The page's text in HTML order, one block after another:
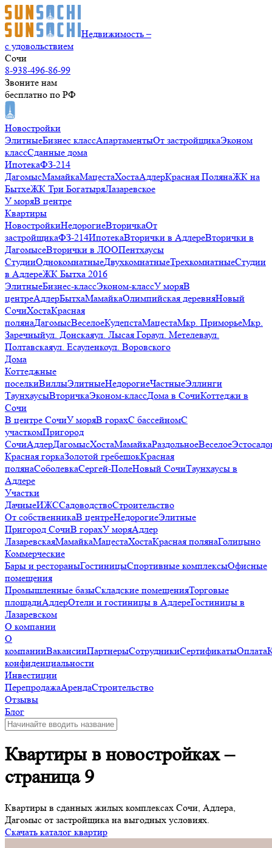
Недвижимость –
с удовольствием
Сочи
8-938-496-86-99
Звоните нам
бесплатно по РФ
Новостройки
ЭлитныеБизнес классАпартаментыОт застройщикаЭконом
классСданные дома
ИпотекаФЗ-214
ДагомысМамайкаМацестаХостаАдлерКрасная ПолянаЖК на
БытхеЖК Три БогатыряЛазаревское
У моряВ центре
Квартиры
НовостройкиНедорогиеВторичкаОт
застройщикаФЗ-214ИпотекаВторички в АдлереВторички в
ДагомысеВторички в ЛООПентхаусы
СтудииОднокомнатныеДвухкомнатныеТрехкомнатныеСтудии
в АдлереЖК Бытха 2016
ЭлитныеБизнес-классЭконом-классУ моряВ
центреАдлерБытхаМамайкаОлимпийская деревняНовый
СочиХостаКрасная
полянаДагомысВеселоеКудепстаМацестаМкр. ПриморьеМкр.
Заречныйул. Донскаяул. Лысая Гораул. Метелеваул.
Полтавскаяул. Есауленкоул. Воровского
Дома
Коттеджные
поселкиВиллыЭлитныеНедорогиеЧастныеЭллинги
ТаунхаусыВторичкаЭконом-классДома в СочиКоттеджи в
Сочи
В центре СочиУ моряВ горахС бассейномС
участкомПригород
СочиАдлерДагомысХостаМамайкаРаздольноеВеселое
Красная горкаЗолотой гребешокКрасная
полянаСоболевкаСергей-ПолеНовый СочиТаунхаусы в
Адлере
Участки
ДачныеИЖССадоводствоСтроительство
От собственникаВ центреНедорогиеЭлитные
Пригород СочиВ горахУ моряАдлер
ЛазаревскаяМамайкаМацестаХостаКрасная полянаГолицыно
Коммерческие
Бары и рестораныГостиницыСпортивные комплексыОфисные
помещения
Промышленные базыСкладские помещенияТорговые
площадиАдлерОтели и гостиницы в АдлереГостиницы в
Лазаревском
О компании
О
компанииВакансииПартнерыСотрудникиСертификатыОплата
конфиденциальности
Инвестиции
ПерепродажаАрендаСтроительство
Отзывы
Блог
Квартиры в новостройках –
страница 9
Квартиры в сданных жилых комплексах Сочи, Адлера,
Дагомыс от застройщика на выгодных условиях.
Скачать каталог квартир